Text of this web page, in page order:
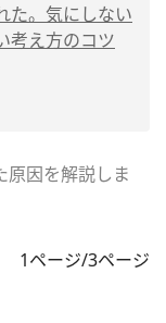
た。気にしない
考え方のコツ
因を解説しま
1ページ/3ページ